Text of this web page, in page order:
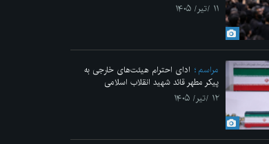
۱۱ /تیر/ ۱۴۰۵
مراسم
ادای احترام هیئت‌های خارجی به
پیکر مطهر قائد شهید انقلاب اسلامی
۱۲ /تیر/ ۱۴۰۵